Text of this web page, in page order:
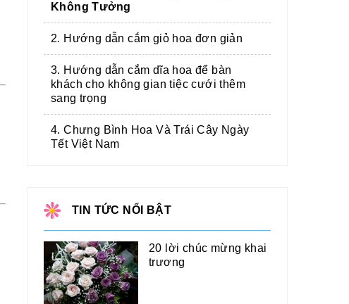
Không Tưởng
2. Hướng dẫn cắm giỏ hoa đơn giản
3. Hướng dẫn cắm dĩa hoa để bàn
khách cho không gian tiệc cưới thêm
sang trọng
4. Chưng Bình Hoa Và Trái Cây Ngày
Tết Việt Nam
TIN TỨC NỔI BẬT
20 lời chúc mừng khai
trương